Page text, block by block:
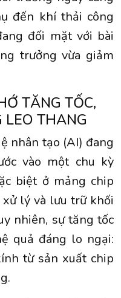
đến khí thải công
đối mặt với bài
trưởng vừa giảm
TĂNG TỐC,
LEO THANG
nhân tạo (AI) đang
vào một chu kỳ
biệt ở mảng chip
lý và lưu trữ khối
nhiên, sự tăng tốc
quả đáng lo ngại:
từ sản xuất chip